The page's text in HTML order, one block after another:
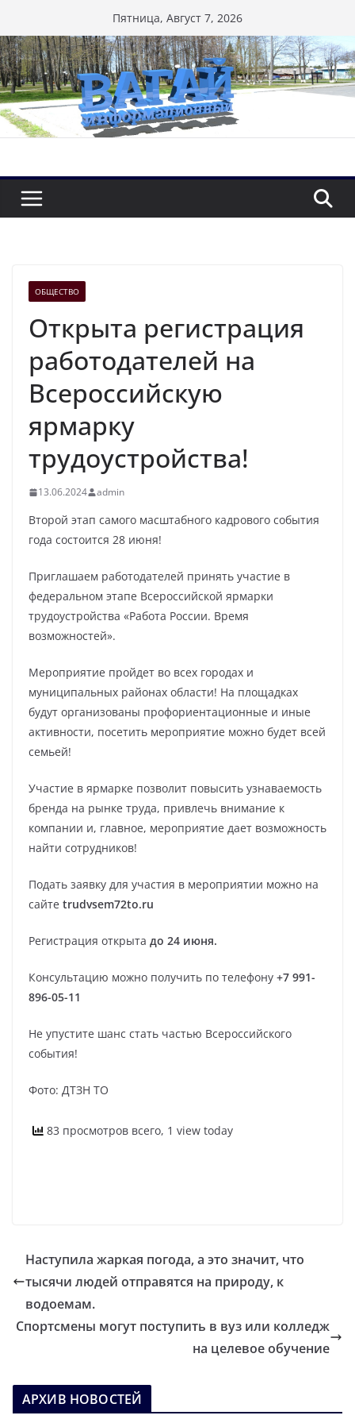
к
содержимому
Пятница, Август 7, 2026
ОБЩЕСТВО
Открыта регистрация
работодателей на
Всероссийскую
ярмарку
трудоустройства!
13.06.2024 admin
Второй этап самого масштабного кадрового события
года состоится 28 июня!
Приглашаем работодателей принять участие в
федеральном этапе Всероссийской ярмарки
трудоустройства «Работа России. Время
возможностей».
Мероприятие пройдет во всех городах и
муниципальных районах области! На площадках
будут организованы профориентационные и иные
активности, посетить мероприятие можно будет всей
семьей!
Участие в ярмарке позволит повысить узнаваемость
бренда на рынке труда, привлечь внимание к
компании и, главное, мероприятие дает возможность
найти сотрудников!
Подать заявку для участия в мероприятии можно на
сайте trudvsem72to.ru
Регистрация открыта до 24 июня.
Консультацию можно получить по телефону +7 991-
896-05-11
Не упустите шанс стать частью Всероссийского
события!
Фото: ДТЗН ТО
83 просмотров всего, 1 view today
Наступила жаркая погода, а это значит, что
тысячи людей отправятся на природу, к
водоемам.
Спортсмены могут поступить в вуз или колледж
на целевое обучение
АРХИВ НОВОСТЕЙ